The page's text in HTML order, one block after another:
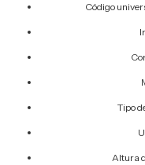
Código
Tipo
Altura